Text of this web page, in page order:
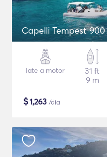
Capelli Tempest
Iate a motor
31 ft
9 m
$1,263 /dia